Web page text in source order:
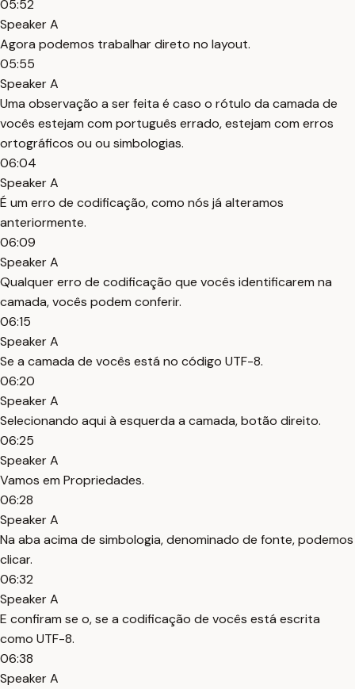
05:52
Speaker A
Agora podemos trabalhar direto no layout.
05:55
Speaker A
Uma observação a ser feita é caso o rótulo da camada de
vocês estejam com português errado, estejam com erros
ortográficos ou ou simbologias.
06:04
Speaker A
É um erro de codificação, como nós já alteramos
anteriormente.
06:09
Speaker A
Qualquer erro de codificação que vocês identificarem na
camada, vocês podem conferir.
06:15
Speaker A
Se a camada de vocês está no código UTF-8.
06:20
Speaker A
Selecionando aqui à esquerda a camada, botão direito.
06:25
Speaker A
Vamos em Propriedades.
06:28
Speaker A
Na aba acima de simbologia, denominado de fonte, podemos
clicar.
06:32
Speaker A
E confiram se o, se a codificação de vocês está escrita
como UTF-8.
06:38
Speaker A